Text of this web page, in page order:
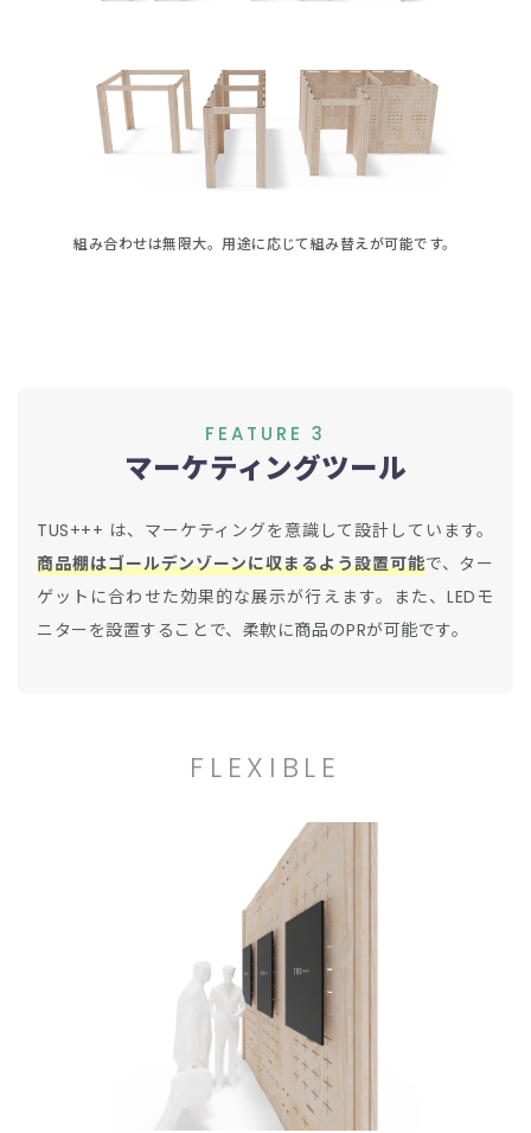
組み合わせは無限大。用途に応じて組み替えが可能です。
FEATURE 3
マーケティングツール
TUS+++ は、マーケティングを意識して設計しています。
商品棚はゴールデンゾーンに収まるよう設置可能で、ター
ゲットに合わせた効果的な展示が行えます。また、LEDモ
ニターを設置することで、柔軟に商品のPRが可能です。
FLEXIBLE